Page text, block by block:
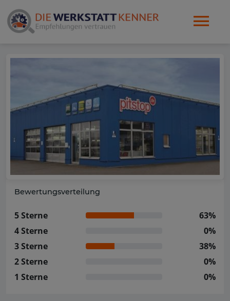
Bewertungsverteilung
5 Sterne
63%
4 Sterne
0%
3 Sterne
38%
2 Sterne
0%
1 Sterne
0%